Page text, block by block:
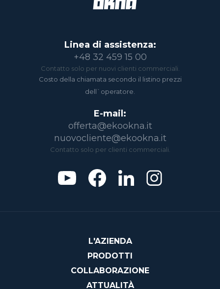
Linea di assistenza:
+48 32 459 15 00
Contatto solo per nuovi clienti commerciali.
Costo della chiamata secondo il listino prezzi
dell`operatore.
E-mail:
offerta@ekookna.it
nuovocliente@ekookna.it
Contatto solo per clienti commerciali.
L'AZIENDA
PRODOTTI
COLLABORAZIONE
ATTUALITÀ